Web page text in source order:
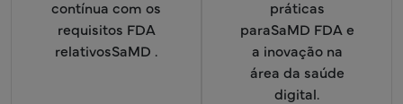
contínua com os
requisitos FDA
relativosSaMD .
práticas
paraSaMD FDA e
a inovação na
área da saúde
digital.